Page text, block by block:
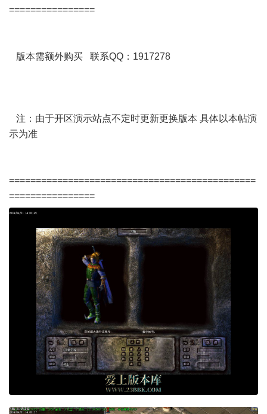
================
版本需额外购买 联系QQ：1917278
注：由于开区演示站点不定时更新更换版本 具体以本帖演
示为准
==============================================
================